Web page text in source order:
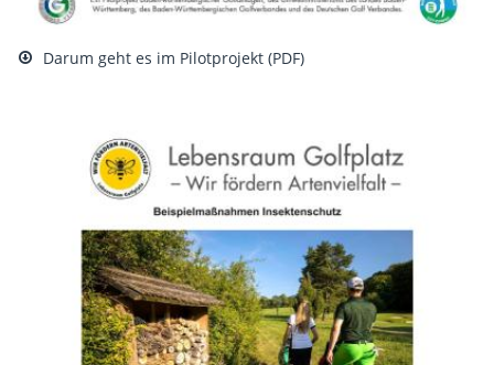
Darum geht es im Pilotprojekt (PDF)